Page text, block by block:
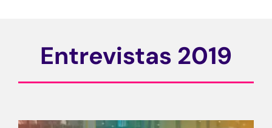
Entrevistas 2019